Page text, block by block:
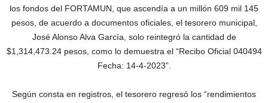
los fondos del FORTAMUN, que ascendía a un millón 609 mil 145
pesos, de acuerdo a documentos oficiales, el tesorero municipal,
José Alonso Alva García, solo reintegró la cantidad de
$1,314,473.24 pesos, como lo demuestra el “Recibo Oficial 040494
Fecha: 14-4-2023”.
Según consta en registros, el tesorero regresó los “rendimientos